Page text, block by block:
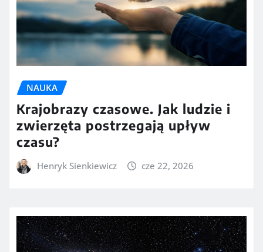
NAUKA
Krajobrazy czasowe. Jak ludzie i
zwierzęta postrzegają upływ
czasu?
Henryk Sienkiewicz cze 22, 2026